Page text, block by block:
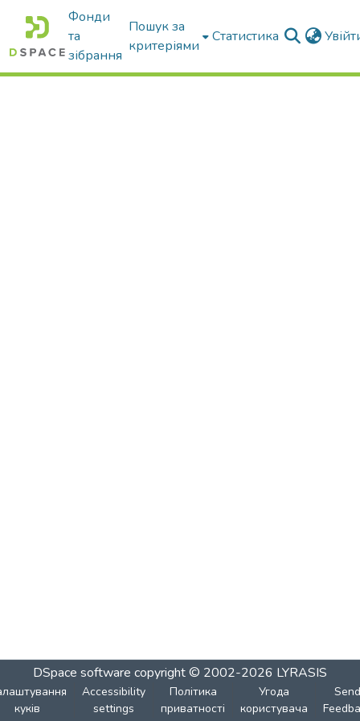
Фонди
та
зібрання
Пошук за
критеріями
Статистика
DSpace software copyright © 2002-2026 LYRASIS
куків
Accessibility
settings
Політика
приватності
Угода
користувача
Send